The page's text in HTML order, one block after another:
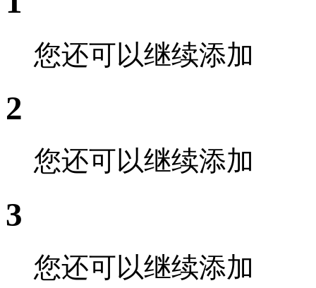
您还可以继续添加
2
您还可以继续添加
3
您还可以继续添加